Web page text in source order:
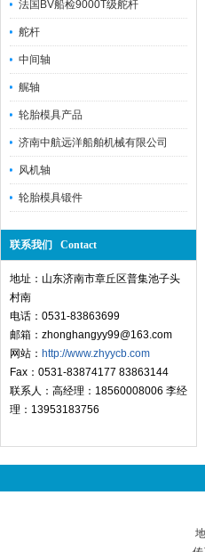
法国BV船检9000T级舵杆
舵杆
中间轴
艉轴
轮胎模具产品
济南中航远洋船舶机械有限公司
风机轴
轮胎模具锻件
联系我们 Contact
地址：山东济南市章丘区普集池子头
村南
电话：0531-83863699
邮箱：zhonghangyy99@163.com
网站： http://www.zhyycb.com
Fax：0531-83874177 83863144
联系人：高经理：18560008006 李经
理：13953183756